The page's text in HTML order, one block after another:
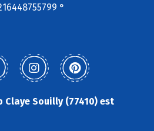
°
Souilly (77410) est